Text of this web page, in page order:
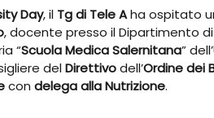
Day, il Tg di Tele Aha ospitato
, docente presso il Dipartimento
“Scuola Medica Salernitana” dell’
delDirettivodell’Ordine dei
con delega alla Nutrizione.